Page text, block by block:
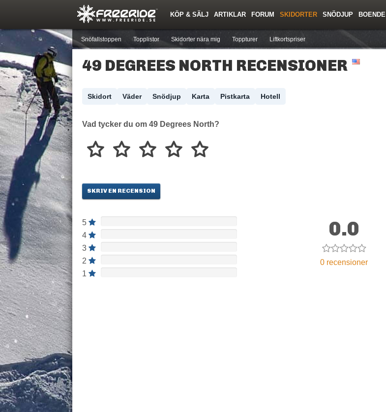
KÖP & SÄLJ ARTIKLAR
Nyheter Quiz Events
FORUM
Nya inlägg Forumlista
SKIDORTER
Snöfallstoppen Topplistor Skidorter nära mig Toppturer Liftkortspriser
SNÖDJUP BOENDE
Skidor Pjäxor
Årets Krasch
49 DEGREES NORTH RECENSIONER
Skidort Väder Snödjup Karta Pistkarta Hotell
Vad tycker du om 49 Degrees North?
SKRIV EN RECENSION
5
4
3
2
1
0.0
0 recensioner